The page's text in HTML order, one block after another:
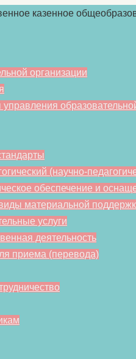
организации
управления
(научно-
обеспечение и
материальной
услуги
деятельность
приема (перевода)